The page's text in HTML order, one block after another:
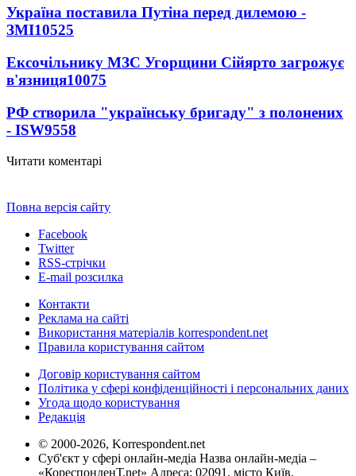
Україна поставила Путіна перед дилемою -
ЗМІ10525
Ексочільнику МЗС Угорщини Сійярто загрожує
в'язниця10075
РФ створила "українську бригаду" з полонених
- ISW9558
Читати коментарі
Повна версія сайту
Facebook
Twitter
RSS-стрічки
E-mail розсилка
Контакти
Реклама на сайті
Використання матеріалів korrespondent.net
Правила користування сайтом
Договір користування сайтом
Політика у сфері конфіденційності і персональних даних
Угода щодо користування
Редакція
© 2000-2026, Korrespondent.net
Суб'єкт у сфері онлайн-медіа Назва онлайн-медіа –
«КореспонденТ.net» Адреса: 02091, місто Київ,